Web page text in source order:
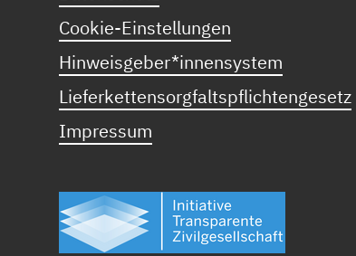
Cookie-Einstellungen
Hinweisgeber*innensystem
Lieferkettensorgfaltspflichtengesetz
Impressum